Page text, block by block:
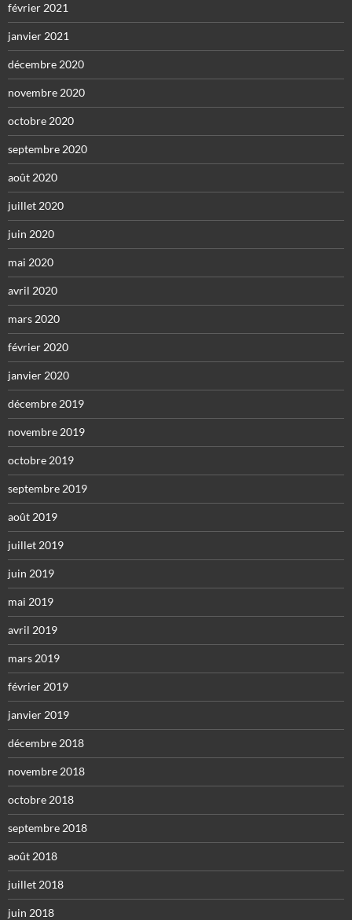
février 2021
janvier 2021
décembre 2020
novembre 2020
octobre 2020
septembre 2020
août 2020
juillet 2020
juin 2020
mai 2020
avril 2020
mars 2020
février 2020
janvier 2020
décembre 2019
novembre 2019
octobre 2019
septembre 2019
août 2019
juillet 2019
juin 2019
mai 2019
avril 2019
mars 2019
février 2019
janvier 2019
décembre 2018
novembre 2018
octobre 2018
septembre 2018
août 2018
juillet 2018
juin 2018